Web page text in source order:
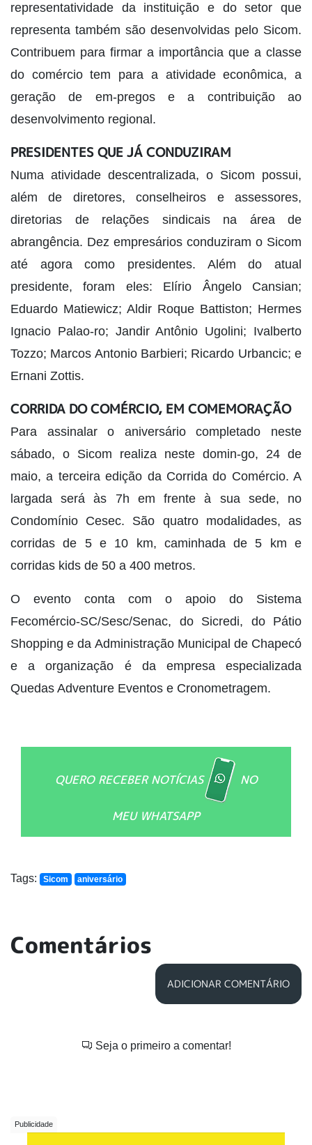
representatividade da instituição e do setor que
representa também são desenvolvidas pelo Sicom.
Contribuem para firmar a importância que a classe
do comércio tem para a atividade econômica, a
geração de em-pregos e a contribuição ao
desenvolvimento regional.
PRESIDENTES QUE JÁ CONDUZIRAM
Numa atividade descentralizada, o Sicom possui,
além de diretores, conselheiros e assessores,
diretorias de relações sindicais na área de
abrangência. Dez empresários conduziram o Sicom
até agora como presidentes. Além do atual
presidente, foram eles: Elírio Ângelo Cansian;
Eduardo Matiewicz; Aldir Roque Battiston; Hermes
Ignacio Palao-ro; Jandir Antônio Ugolini; Ivalberto
Tozzo; Marcos Antonio Barbieri; Ricardo Urbancic; e
Ernani Zottis.
CORRIDA DO COMÉRCIO, EM COMEMORAÇÃO
Para assinalar o aniversário completado neste
sábado, o Sicom realiza neste domin-go, 24 de
maio, a terceira edição da Corrida do Comércio. A
largada será às 7h em frente à sua sede, no
Condomínio Cesec. São quatro modalidades, as
corridas de 5 e 10 km, caminhada de 5 km e
corridas kids de 50 a 400 metros.
O evento conta com o apoio do Sistema
Fecomércio-SC/Sesc/Senac, do Sicredi, do Pátio
Shopping e da Administração Municipal de Chapecó
e a organização é da empresa especializada
Quedas Adventure Eventos e Cronometragem.
QUERO RECEBER NOTÍCIAS NO
MEU WHATSAPP
Tags: Sicom aniversário
Comentários
ADICIONAR COMENTÁRIO
Seja o primeiro a comentar!